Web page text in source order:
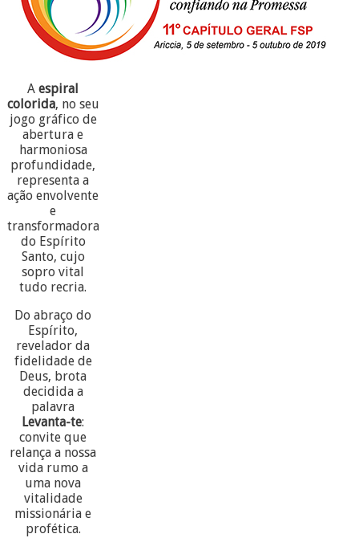
Aespiral
colorida, no seu
jogo gráfico de
abertura e
harmoniosa
profundidade,
representa a
ação envolvente
e
transformadora
do Espírito
Santo, cujo
sopro vital
tudo recria.
Do abraço do
Espírito,
revelador da
fidelidade de
Deus, brota
decidida a
palavra
Levanta-te:
convite que
relança a nossa
vida rumo a
uma nova
vitalidade
missionária e
profética.